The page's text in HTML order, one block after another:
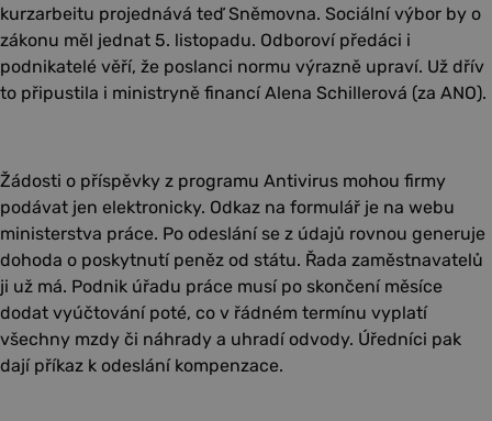
kurzarbeitu projednává teď Sněmovna. Sociální výbor by o
zákonu měl jednat 5. listopadu. Odboroví předáci i
podnikatelé věří, že poslanci normu výrazně upraví. Už dřív
to připustila i ministryně financí Alena Schillerová (za ANO).
Žádosti o příspěvky z programu Antivirus mohou firmy
podávat jen elektronicky. Odkaz na formulář je na webu
ministerstva práce. Po odeslání se z údajů rovnou generuje
dohoda o poskytnutí peněz od státu. Řada zaměstnavatelů
ji už má. Podnik úřadu práce musí po skončení měsíce
dodat vyúčtování poté, co v řádném termínu vyplatí
všechny mzdy či náhrady a uhradí odvody. Úředníci pak
dají příkaz k odeslání kompenzace.